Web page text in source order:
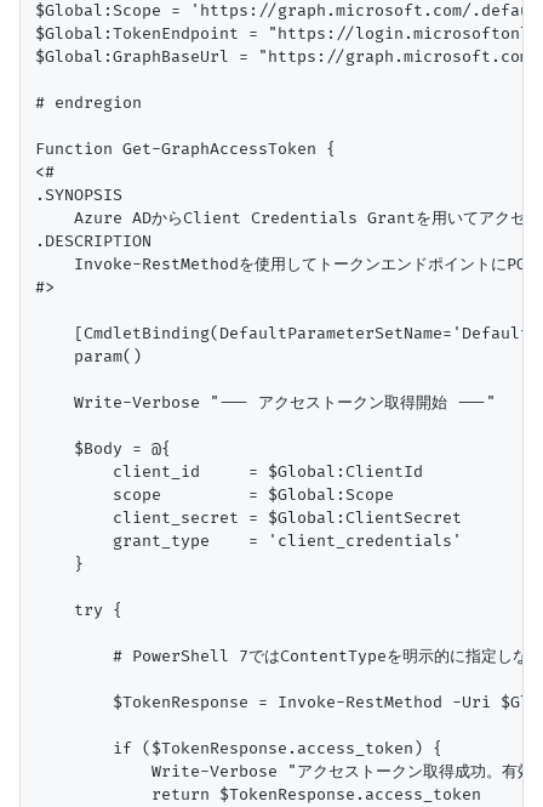
$Global:Scope = 'https://graph.microsoft.com/
$Global:TokenEndpoint = "https://
$Global:GraphBaseUrl = "https://
# endregion
Function Get-GraphAccessToken {
<#
.SYNOPSIS
Azure ADからClient Credentials Grantを用いてアクセス
.DESCRIPTION
Invoke-RestMethodを使用してトークンエンドポイントにPOST
#>
    param()
    Write-Verbose "--- アクセストークン取得開始 ---"
    $Body = @{
        client_id     = $Global:ClientId
        scope         = $Global:Scope
        client_secret = $Global:ClientSecret
        grant_type    = 'client_credentials'
    }
    try {
# PowerShell 7ではContentTypeを明示的に指定しない
$TokenResponse = Invoke-RestMethod -Uri
        if ($TokenResponse.access_token) {
Write-Verbose "アクセストークン取得成功。有
            return $TokenResponse.access_token